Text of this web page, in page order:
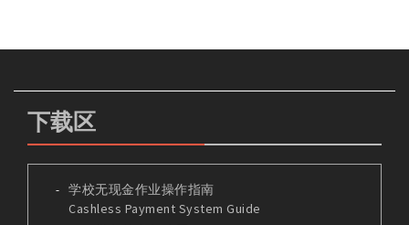
下载区
学校无现金作业操作指南
Cashless Payment System Guide